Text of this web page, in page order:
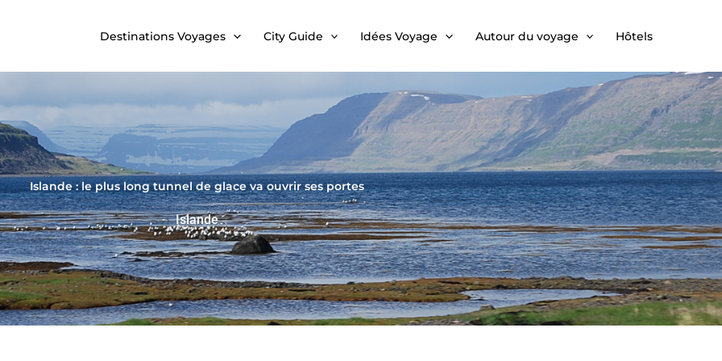
Destinations Voyages City Guide Idées Voyage Autour du voyage Hôtels
Islande : le plus long tunnel de glace va ouvrir ses portes
Islande